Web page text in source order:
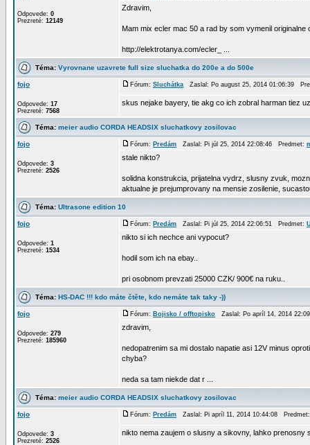
Odpovede: 0
Prezreté: 12149
Zdravim,
Mam mix ecler mac 50 a rad by som vymenil
http://elektrotanya.com/ecler_ ...
Téma: Vyrovnane uzavrete full size sluchatka do 200e a do 500e
fojo
Odpovede: 17
Prezreté: 7568
Fórum: Sluchátka Zaslal: Po august 25, 2014 01:06:39
skus nejake bayery, tie akg co ich zobral harman tiez
Téma: meier audio CORDA HEADSIX sluchatkovy zosilovac
fojo
Odpovede: 3
Prezreté: 2526
Fórum: Predám Zaslal: Pi júl 25, 2014 22:08:46 Predmet:
stale nikto?
solidna konstrukcia, prijatelna vydrz, slusny zvuk,
aktualne je prejumprovany na mensie zosilenie,
Téma: Ultrasone edition 10
fojo
Odpovede: 1
Prezreté: 1534
Fórum: Predám Zaslal: Pi júl 25, 2014 22:06:51 Predmet:
nikto si ich nechce ani vypocut?
hodil som ich na ebay..
pri osobnom prevzati 25000 CZK/ 900€ na ruku..
Téma: HS-DAC !!! kdo máte čtěte, kdo nemáte tak taky -))
fojo
Odpovede: 279
Prezreté: 185960
Fórum: Bojisko / offtopisko Zaslal: Po apríl 14, 2014
zdravim,
nedopatrenim sa mi dostalo napatie asi 12V minus
chyba?
neda sa tam niekde dat r ...
Téma: meier audio CORDA HEADSIX sluchatkovy zosilovac
fojo
Odpovede: 3
Prezreté: 2526
Fórum: Predám Zaslal: Pi apríl 11, 2014 10:44:08
nikto nema zaujem o slusny a sikovny, lahko prenosny